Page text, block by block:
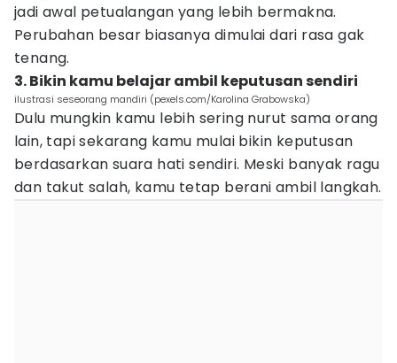
jadi awal petualangan yang lebih bermakna.
Perubahan besar biasanya dimulai dari rasa gak
tenang.
3. Bikin kamu belajar ambil keputusan sendiri
ilustrasi seseorang mandiri (pexels.com/Karolina Grabowska)
Dulu mungkin kamu lebih sering nurut sama orang
lain, tapi sekarang kamu mulai bikin keputusan
berdasarkan suara hati sendiri. Meski banyak ragu
dan takut salah, kamu tetap berani ambil langkah.